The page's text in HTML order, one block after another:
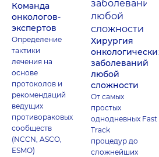
Команда
онкологов-
экспертов
Определение
тактики
лечения на
основе
протоколов и
рекомендаций
ведущих
противораковых
сообществ
(NCCN, ASCO,
ESMO)
Хирургия
онкологических
заболеваний
любой
сложности
От самых
простых
однодневных Fast
Track
процедур до
сложнейших